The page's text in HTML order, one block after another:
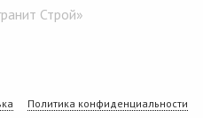
Строй»
Политика конфиденциальности